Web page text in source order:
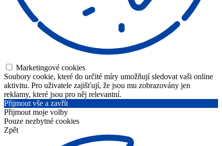
Marketingové cookies
Soubory cookie, které do určité míry umožňují sledovat vaši online
aktivitu. Pro uživatele zajišťují, že jsou mu zobrazovány jen
reklamy, které jsou pro něj relevantní.
Přijmout vše a zavřít
Přijmout moje volby
Pouze nezbytné cookies
Zpět